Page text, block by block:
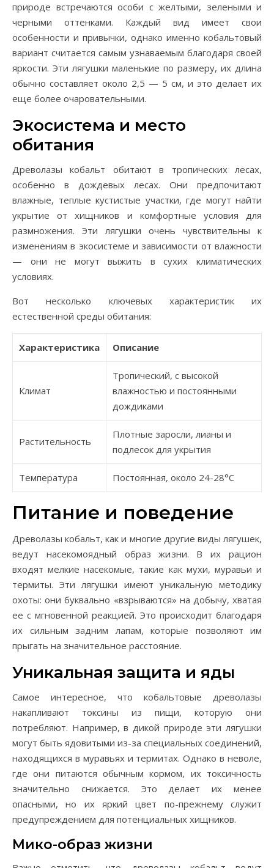
природе встречаются особи с желтыми, зелеными и
черными оттенками. Каждый вид имеет свои
особенности и привычки, однако именно кобальтовый
вариант считается самым узнаваемым благодаря своей
яркости. Эти лягушки маленькие по размеру, их длина
обычно составляет около 2,5 — 5 см, и это делает их
еще более очаровательными.
Экосистема и место
обитания
Древолазы кобальт обитают в тропических лесах,
особенно в дождевых лесах. Они предпочитают
влажные, теплые кустистые участки, где могут найти
укрытие от хищников и комфортные условия для
размножения. Эти лягушки очень чувствительны к
изменениям в экосистеме и зависимости от влажности
— они не могут выжить в сухих климатических
условиях.
Вот несколько ключевых характеристик их
естественной среды обитания:
Характеристика Описание
Климат
Тропический, с высокой
влажностью и постоянными
дождиками
Растительность
Плотные заросли, лианы и
подлесок для укрытия
Температура Постоянная, около 24-28°C
Питание и поведение
Древолазы кобальт, как и многие другие виды лягушек,
ведут насекомоядный образ жизни. В их рацион
входят мелкие насекомые, такие как мухи, муравьи и
термиты. Эти лягушки имеют уникальную методику
охоты: они буквально «взрываются» на добычу, хватая
ее с мгновенной реакцией. Это происходит благодаря
их сильным задним лапам, которые позволяют им
прыгать на значительное расстояние.
Уникальная защита и яды
Самое интересное, что кобальтовые древолазы
накапливают токсины из пищи, которую они
потребляют. Например, в дикой природе эти лягушки
могут быть ядовитыми из-за специальных соединений,
находящихся в муравьях и термитах. Однако в неволе,
где они питаются обычным кормом, их токсичность
значительно снижается. Это делает их менее
опасными, но их яркий цвет по-прежнему служит
предупреждением для потенциальных хищников.
Мико-образ жизни